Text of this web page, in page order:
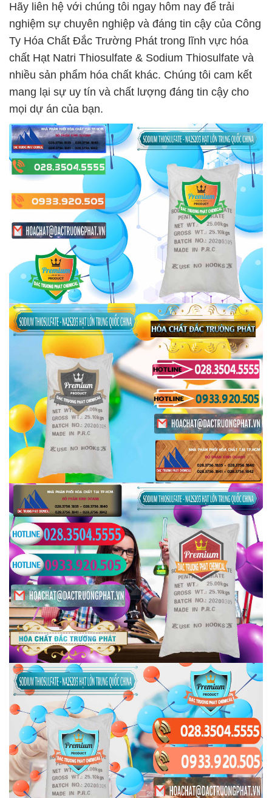
Hãy liên hệ với chúng tôi ngay hôm nay để trải
nghiệm sự chuyên nghiệp và đáng tin cậy của Công
Ty Hóa Chất Đắc Trường Phát trong lĩnh vực hóa
chất Hạt Natri Thiosulfate & Sodium Thiosulfate và
nhiều sản phẩm hóa chất khác. Chúng tôi cam kết
mang lại sự uy tín và chất lượng đáng tin cậy cho
mọi dự án của bạn.